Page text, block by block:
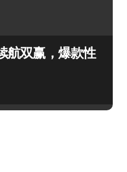
航双赢，爆款性